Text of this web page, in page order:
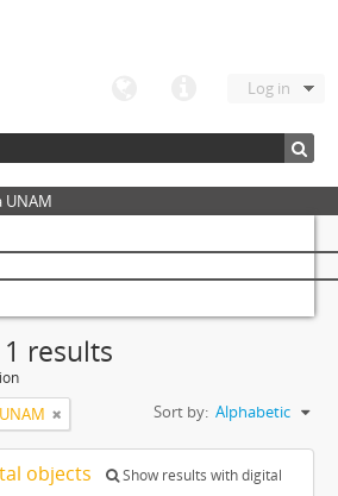
Log in
UNAM
results
Sort by: Alphabetic
objects
Show results with digital